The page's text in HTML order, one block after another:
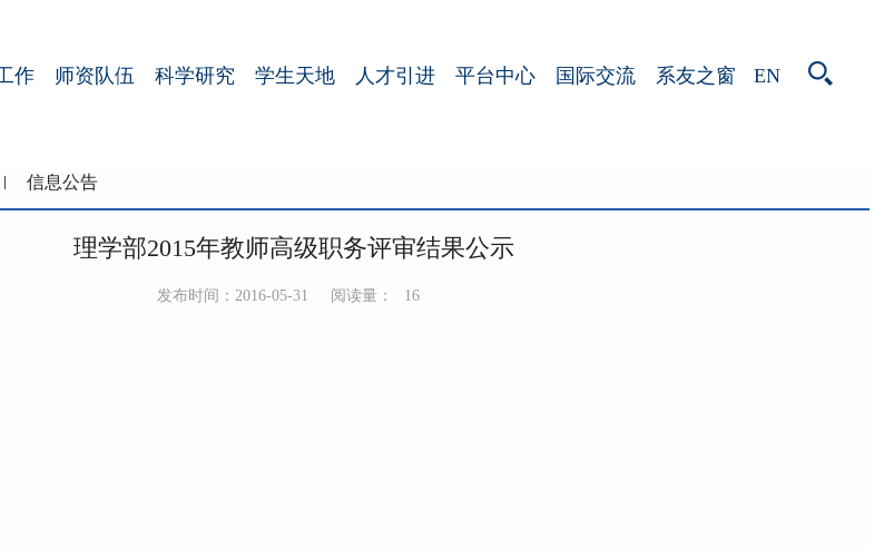
作 师资队伍 科学研究 学生天地 人才引进 平台中心 国际交流 系友之窗 EN
信息公告
理学部2015年教师高级职务评审结果公示
发布时间：2016-05-31 阅读量： 16